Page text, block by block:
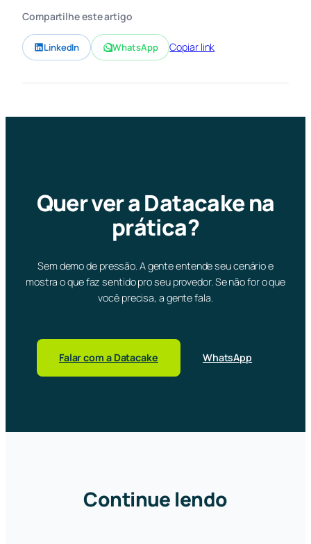
Compartilhe este artigo
LinkedIn WhatsApp Copiar link
Quer ver a Datacake na
prática?
Sem demo de pressão. A gente entende seu cenário e
mostra o que faz sentido pro seu provedor. Se não for o que
você precisa, a gente fala.
Falar com a Datacake WhatsApp
Continue lendo